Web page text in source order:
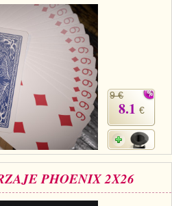
9 €
8.1 €
PHOENIX 2X26